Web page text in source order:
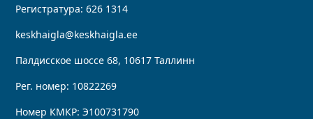
Регистратура:626 1314
keskhaigla@keskhaigla.ee
Палдисское шоссе 68, 10617 Таллинн
Рег. номер: 10822269
Номер КМКР: Э100731790